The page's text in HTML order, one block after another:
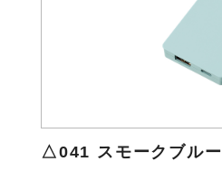
△041 スモークブルー